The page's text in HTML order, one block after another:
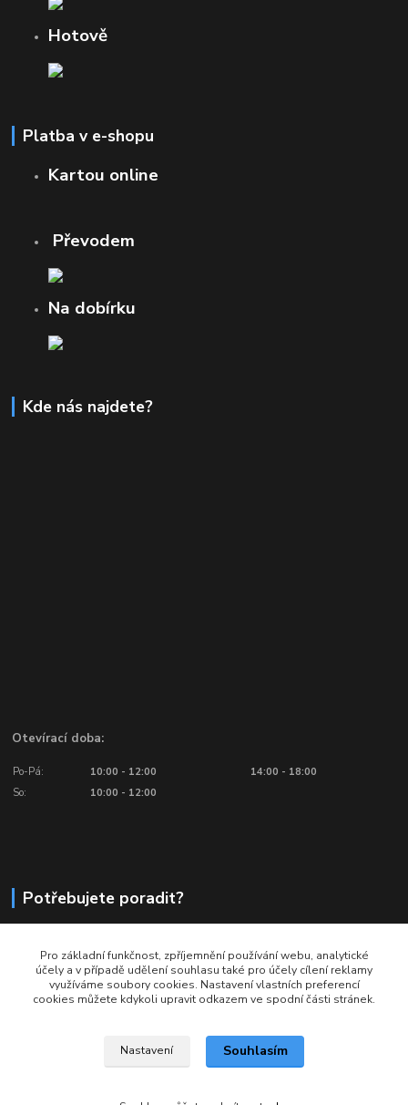
Hotově
Platba v e-shopu
Kartou online
Převodem
Na dobírku
Kde nás najdete?
Otevírací doba:
Po-Pá: 10:00 - 12:00
14:00 - 18:00
So:
10:00 - 12:00
Potřebujete poradit?
Volejte: Po - Pá (10:00 - 18:00)
info@ragbyobchod.cz
Pro základní funkčnost, zpříjemnění používání webu, analytické
účely a v případě udělení souhlasu také pro účely cílení reklamy
využíváme soubory cookies. Nastavení vlastních preferencí
cookies můžete kdykoli upravit odkazem ve spodní části stránek.
Nastavení Souhlasím